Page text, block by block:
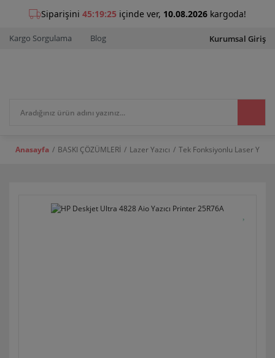
Kargo Sorgulama Blog Kurumsal Giriş
Anasayfa BASKI ÇÖZÜMLERİ Lazer Yazıcı Tek Fonksiyonlu Laser Yazıcı